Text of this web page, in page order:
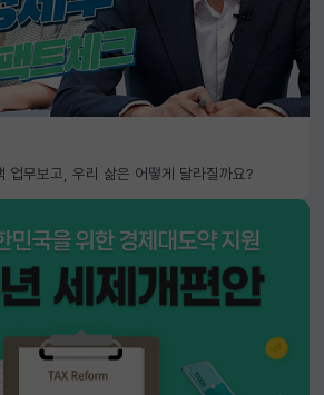
업무보고, 우리 삶은 어떻게 달라질까요?